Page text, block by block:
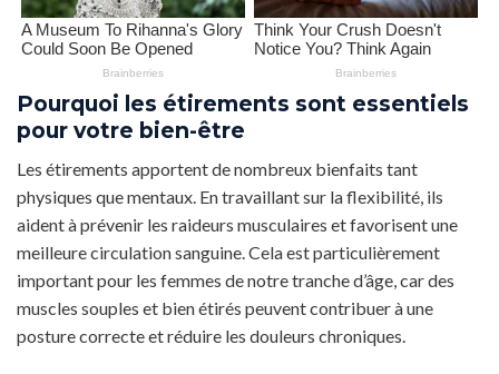
Pourquoi les étirements sont essentiels
pour votre bien-être
Les étirements apportent de nombreux bienfaits tant
physiques que mentaux. En travaillant sur la flexibilité, ils
aident à prévenir les raideurs musculaires et favorisent une
meilleure circulation sanguine. Cela est particulièrement
important pour les femmes de notre tranche d’âge, car des
muscles souples et bien étirés peuvent contribuer à une
posture correcte et réduire les douleurs chroniques.